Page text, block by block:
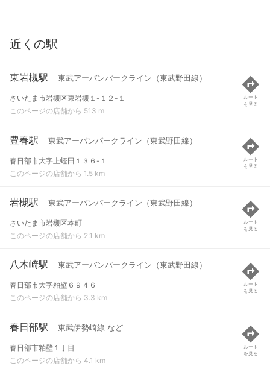
近くの駅
東岩槻駅 東武アーバンパークライン（東武野田線）
さいたま市岩槻区東岩槻１-１２-１
このページの店舗から 513 m
ルート
を見る
豊春駅 東武アーバンパークライン（東武野田線）
春日部市大字上蛭田１３６-１
このページの店舗から 1.5 km
ルート
を見る
岩槻駅 東武アーバンパークライン（東武野田線）
さいたま市岩槻区本町
このページの店舗から 2.1 km
ルート
を見る
八木崎駅 東武アーバンパークライン（東武野田線）
春日部市大字粕壁６９４６
このページの店舗から 3.3 km
ルート
を見る
春日部駅 東武伊勢崎線 など
春日部市粕壁１丁目
このページの店舗から 4.1 km
ルート
を見る